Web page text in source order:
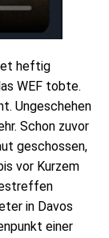
heftig
WEF tobte.
Ungeschehen
Schon zuvor
geschossen,
vor Kurzem
in Davos
einer